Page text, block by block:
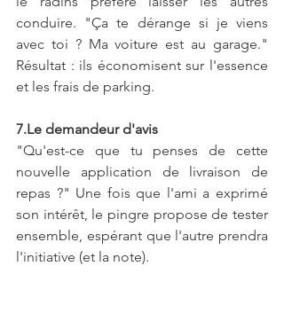
conduire. "Ça te dérange si je viens
avec toi ? Ma voiture est au garage."
Résultat : ils économisent sur l'essence
et les frais de parking.
7.Le demandeur d'avis
"Qu'est-ce que tu penses de cette
nouvelle application de livraison de
repas ?" Une fois que l'ami a exprimé
son intérêt, le pingre propose de tester
ensemble, espérant que l'autre prendra
l'initiative (et la note).